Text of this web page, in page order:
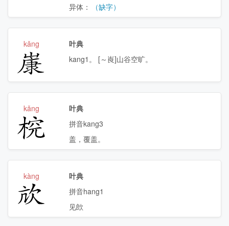
异体：
（缺字）
𡻚
kǎng
叶典
kang1。 [～崀]山谷空旷。
𣔛
kǎng
叶典
拼音kang3
盖，覆盖。
㰠
kàng
叶典
拼音hang1
见欴